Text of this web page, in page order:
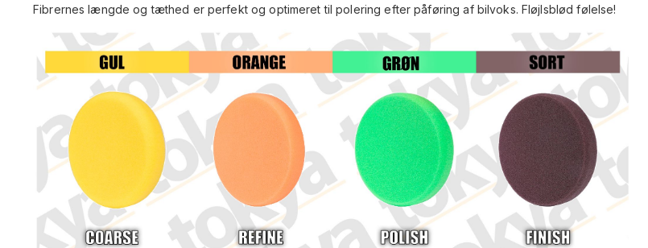
Fibrernes længde og tæthed er perfekt og optimeret til polering efter påføring af bilvoks. Fløjlsblød følelse!